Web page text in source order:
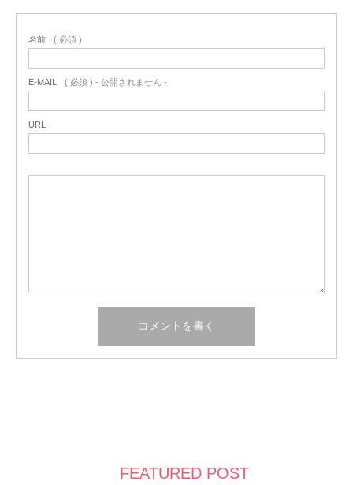
名前 ( 必須 )
E-MAIL ( 必須 ) - 公開されません -
URL
FEATURED POST